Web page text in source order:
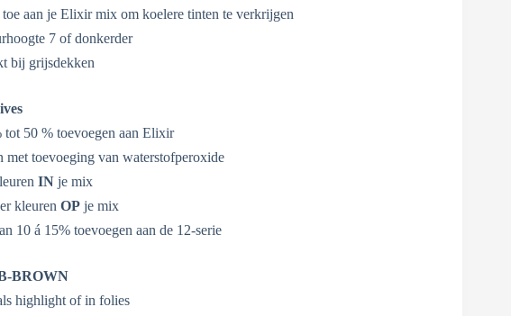
aan je Elixir mix om koelere tinten te verkrijgen
7 of donkerder
bij grijsdekken
tot 50 % toevoegen aan Elixir
met toevoeging van waterstofperoxide
IN je mix
kleuren OP je mix
10 á 15% toevoegen aan de 12-serie
BROWN
highlight of in folies